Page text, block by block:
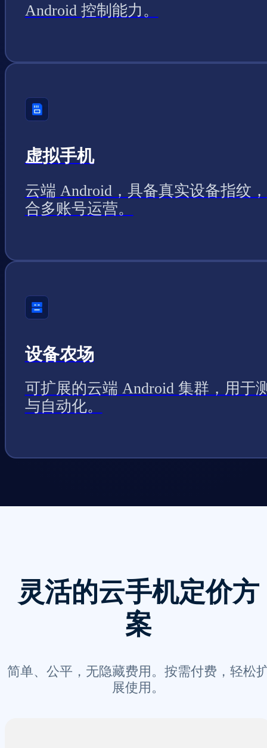
Android 控制能力。
虚拟手机
云端 Android，具备真实设备指纹
合多账号运营。
设备农场
可扩展的云端 Android 集群，用于
与自动化。
灵活的云手机定价方
案
简单、公平，无隐藏费用。按需付费，轻松
展使用。